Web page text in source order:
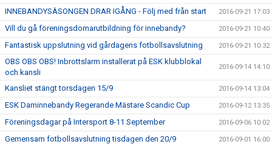
INNEBANDYSÄSONGEN DRAR IGÅNG - Följ med från start 2016-09-21 17:03
Vill du gå föreningsdomarutbildning för innebandy? 2016-09-21 10:40
Fantastisk uppslutning vid gårdagens fotbollsavslutning 2016-09-21 10:32
OBS OBS OBS! Inbrottslarm installerat på ESK klubblokal
och kansli
2016-09-14 14:10
Kansliet stängt torsdagen 15/9 2016-09-14 13:04
ESK Daminnebandy Regerande Mästare Scandic Cup 2016-09-12 13:35
Föreningsdagar på Intersport 8-11 September 2016-09-06 10:02
Gemensam fotbollsavslutning tisdagen den 20/9 2016-09-01 16:00